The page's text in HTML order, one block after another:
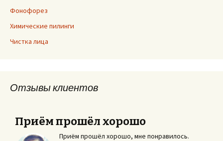
Фонофорез
Химические пилинги
Чистка лица
Отзывы клиентов
Приём прошёл хорошо
Приём прошёл хорошо, мне понравилось.